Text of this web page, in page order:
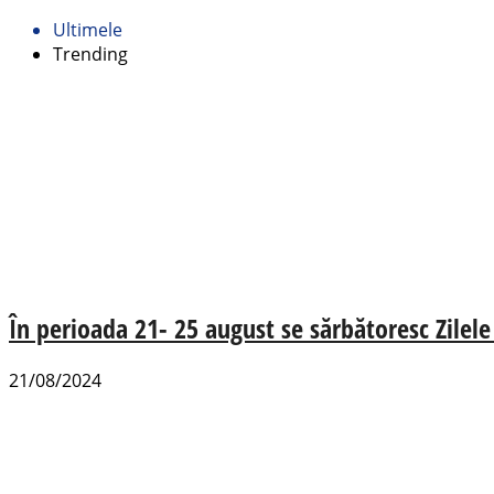
Ultimele
Trending
În perioada 21- 25 august se sărbătoresc
21/08/2024